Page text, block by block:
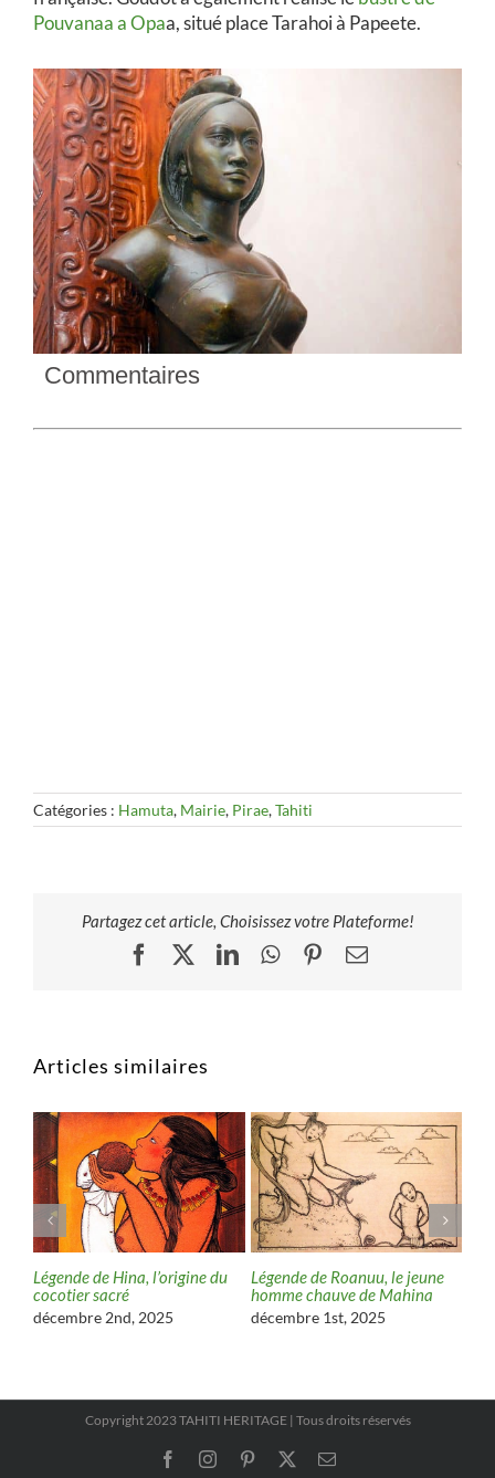
Pouvanaa a Opaa, situé place Tarahoi à Papeete.
Commentaires
Catégories : Hamuta, Mairie, Pirae,Tahiti
Partagez cet article, Choisissez votre Plateforme!
Facebook
X LinkedInWhatsApp
Pinterest
Email
Articles similaires
Légende de Hina, l’origine du
cocotier sacré
décembre 2nd, 2025
Légende de Roanuu, le jeune
homme chauve de Mahina
décembre 1st, 2025
Copyright 2023 TAHITI HERITAGE | Tous droits réservés
FacebookInstagramPinterest Email